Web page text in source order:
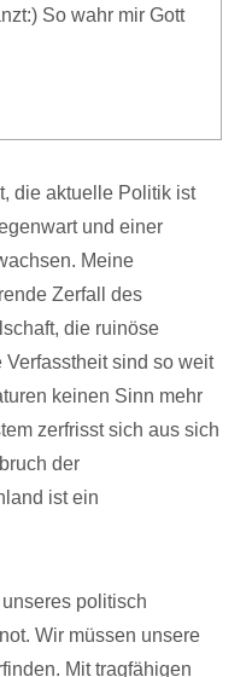
So wahr mir Gott
die aktuelle Politik ist
und einer
Meine
Zerfall des
die ruinöse
sind so weit
keinen Sinn mehr
zerfrisst sich aus sich
der
ist ein
politisch
Wir müssen unsere
Mit tragfähigen